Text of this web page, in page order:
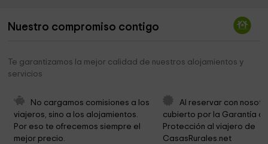
Castillo Fortaleza 2,4 km
Conservación del Quebrantahuesos
Ermita de Nuestra Señora de los Dolores 5,1 km
5,1 km
Nuestro compromiso contigo
Te garantizamos la mejor calidad de nuestros alojamientos y
servicios
No cargamos comisiones a los
viajeros, sino a los alojamientos.
Por eso te ofrecemos siempre el
mejor precio.
Al reservar con
cubierto por la Garantía
Protección al viajero de
CasasRurales.net